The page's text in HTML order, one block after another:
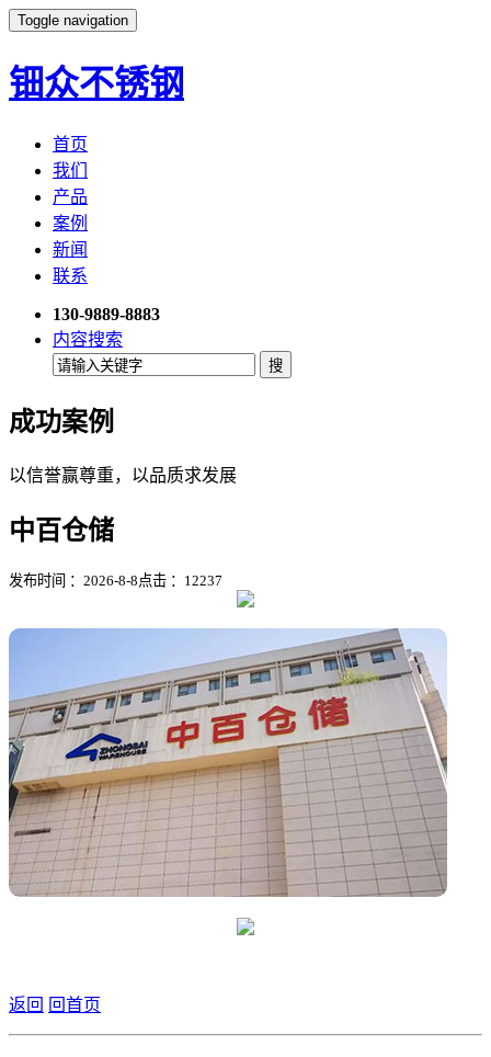
Toggle navigation
钿众不锈钢
首页
我们
产品
案例
新闻
联系
130-9889-8883
内容搜索
成功案例
以信誉赢尊重，以品质求发展
中百仓储
发布时间 ：2026-8-8 点击 ： 12237
返回 回首页